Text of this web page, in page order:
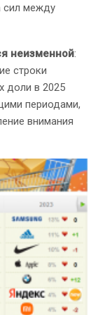
сил между
неизменной:
строки
доли в 2025
периодами,
внимания